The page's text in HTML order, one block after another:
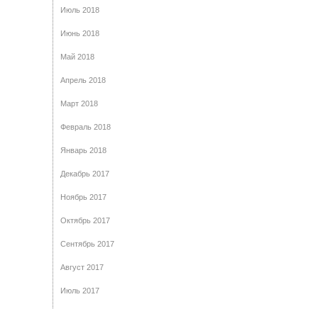
Июль 2018
Июнь 2018
Май 2018
Апрель 2018
Март 2018
Февраль 2018
Январь 2018
Декабрь 2017
Ноябрь 2017
Октябрь 2017
Сентябрь 2017
Август 2017
Июль 2017